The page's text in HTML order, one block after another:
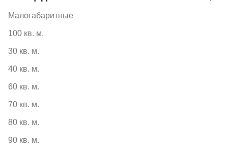
Малогабаритные
100 кв. м.
30 кв. м.
40 кв. м.
60 кв. м.
70 кв. м.
80 кв. м.
90 кв. м.